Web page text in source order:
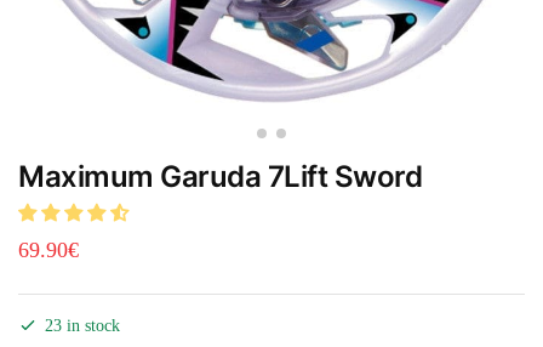
Maximum Garuda 7Lift Sword
69.90€
23 in stock